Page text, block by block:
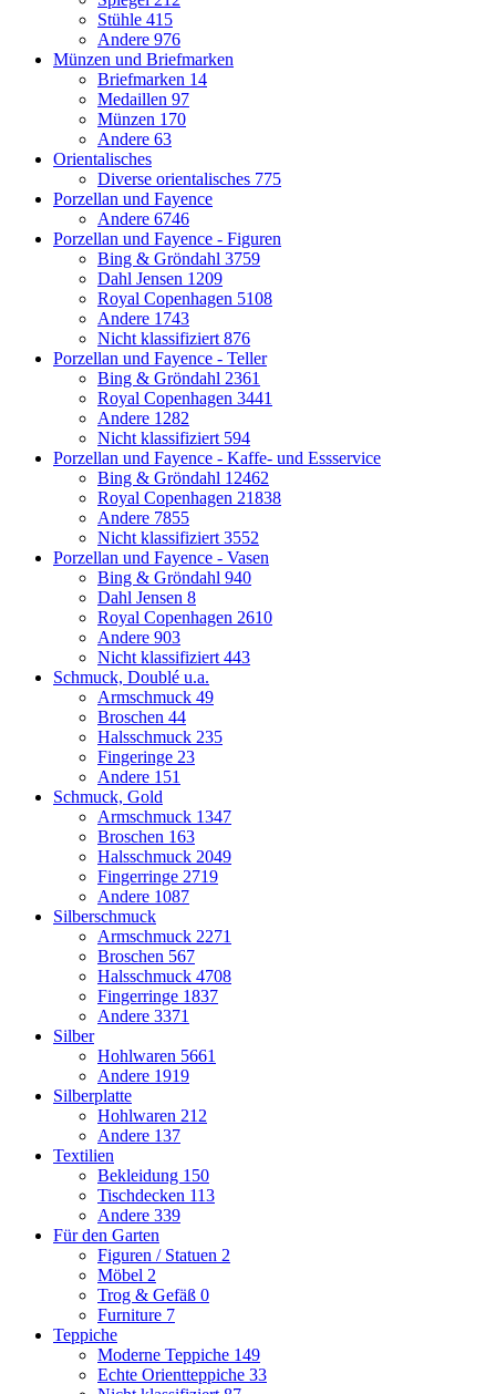
Stühle 415
Andere 976
Münzen und Briefmarken
Briefmarken 14
Medaillen 97
Münzen 170
Andere 63
Orientalisches
Diverse orientalisches 775
Porzellan und Fayence
Andere 6746
Porzellan und Fayence - Figuren
Bing & Gröndahl 3759
Dahl Jensen 1209
Royal Copenhagen 5108
Andere 1743
Nicht klassifiziert 876
Porzellan und Fayence - Teller
Bing & Gröndahl 2361
Royal Copenhagen 3441
Andere 1282
Nicht klassifiziert 594
Porzellan und Fayence - Kaffe- und Essservice
Bing & Gröndahl 12462
Royal Copenhagen 21838
Andere 7855
Nicht klassifiziert 3552
Porzellan und Fayence - Vasen
Bing & Gröndahl 940
Dahl Jensen 8
Royal Copenhagen 2610
Andere 903
Nicht klassifiziert 443
Schmuck, Doublé u.a.
Armschmuck 49
Broschen 44
Halsschmuck 235
Fingeringe 23
Andere 151
Schmuck, Gold
Armschmuck 1347
Broschen 163
Halsschmuck 2049
Fingerringe 2719
Andere 1087
Silberschmuck
Armschmuck 2271
Broschen 567
Halsschmuck 4708
Fingerringe 1837
Andere 3371
Silber
Hohlwaren 5661
Andere 1919
Silberplatte
Hohlwaren 212
Andere 137
Textilien
Bekleidung 150
Tischdecken 113
Andere 339
Für den Garten
Figuren / Statuen 2
Möbel 2
Trog & Gefäß 0
Furniture 7
Teppiche
Moderne Teppiche 149
Echte Orientteppiche 33